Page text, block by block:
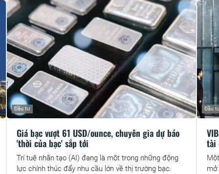
Giá bạc vượt 61 USD/ounce, chuyên gia dự báo
'thời của bạc' sắp tới
Đầu tư
Trí tuệ nhân tạo (AI) đang là một trong những động
lực chính thúc đẩy nhu cầu lớn về thị trường bạc.
tài
Đầu
mở